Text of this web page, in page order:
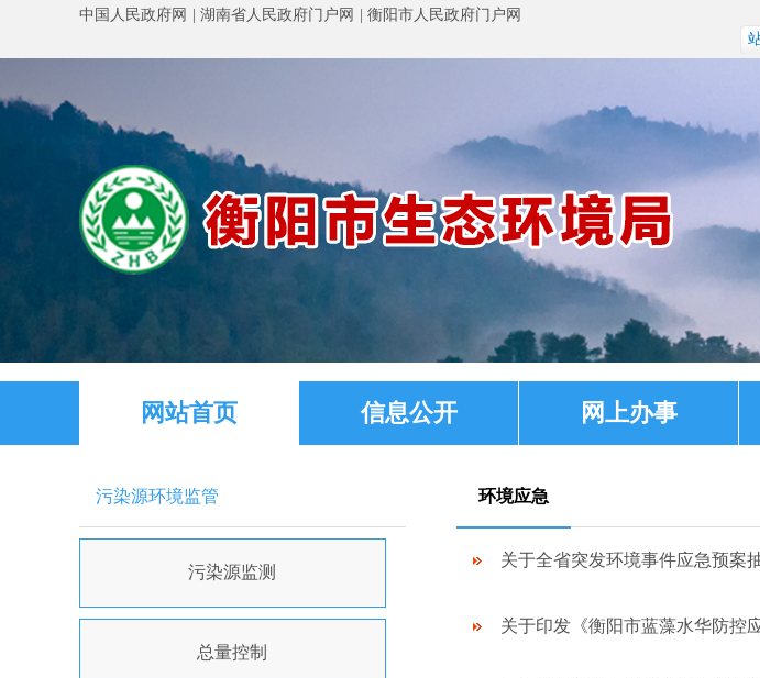
中国人民政府网 湖南省人民政府门户网 衡阳市人民政府门户网
网站首页 信息公开 网上办事
污染源环境监管
污染源监测
总量控制
环境应急
关于全省突发环境事件应急预案
关于印发《衡阳市蓝藻水华防控